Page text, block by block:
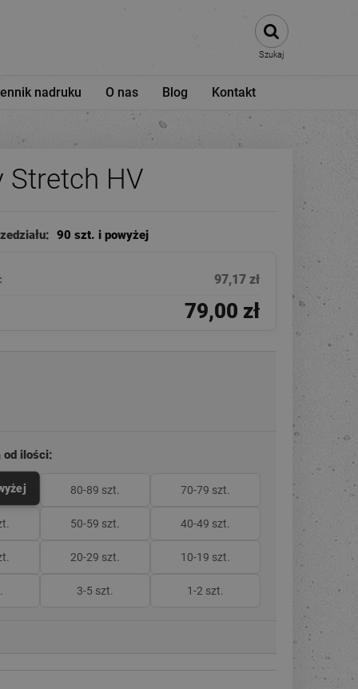
Szukaj
nadruku O nas Blog Kontakt
Stretch HV
90 szt. i powyżej
97,17 zł
79,00 zł
od ilości:
80-89 szt. 70-79 szt.
50-59 szt. 40-49 szt.
20-29 szt. 10-19 szt.
3-5 szt. 1-2 szt.